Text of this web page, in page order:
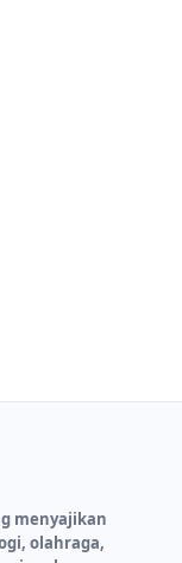
menyajikan
olahraga,